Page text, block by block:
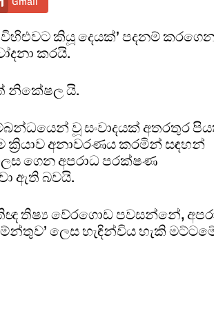
කියූ දෙයක්’ පදනම්
කරයි.
නිකේෂල යි.
වූ සංවාදයක් අතරතුර
අනාවරණය කරමින් සඳහන්
ගෙන අපරාධ පරක්ෂණ
ඇති බවයි.
තිෂ්‍ය වේරගොඩ පවසන්නේ,
ලෙස හැඳින්විය හැකි